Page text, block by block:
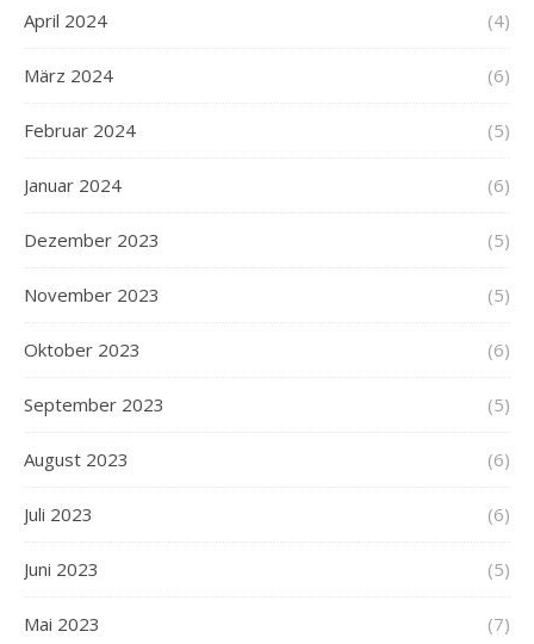
April 2024 (4)
März 2024 (6)
Februar 2024 (5)
Januar 2024 (6)
Dezember 2023 (5)
November 2023 (5)
Oktober 2023 (6)
September 2023 (5)
August 2023 (6)
Juli 2023 (6)
Juni 2023 (5)
Mai 2023 (7)